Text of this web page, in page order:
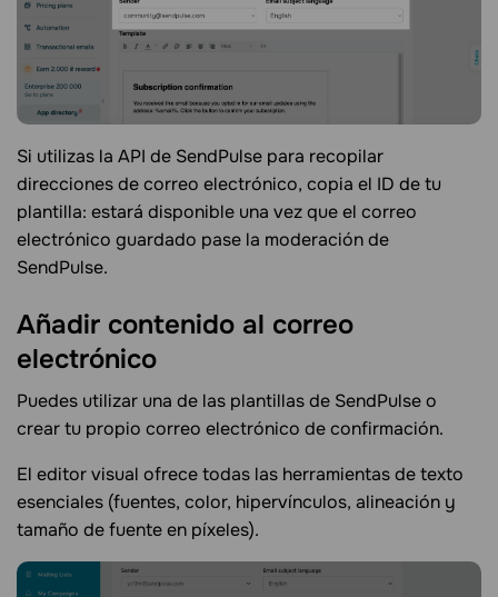
Si utilizas la API de SendPulse para recopilar
direcciones de correo electrónico, copia el ID de tu
plantilla: estará disponible una vez que el correo
electrónico guardado pase la moderación de
SendPulse.
Añadir contenido al correo
electrónico
Puedes utilizar una de las plantillas de SendPulse o
crear tu propio correo electrónico de confirmación.
El editor visual ofrece todas las herramientas de texto
esenciales (fuentes, color, hipervínculos, alineación y
tamaño de fuente en píxeles).